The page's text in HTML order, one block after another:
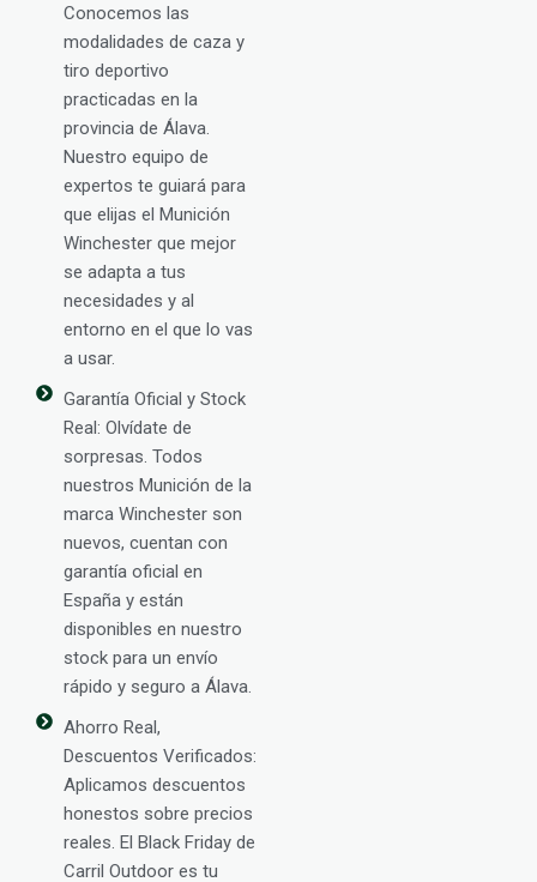
Conocemos las
modalidades de caza y
tiro deportivo
practicadas en la
provincia de Álava.
Nuestro equipo de
expertos te guiará para
que elijas el Munición
Winchester que mejor
se adapta a tus
necesidades y al
entorno en el que lo vas
a usar.
Garantía Oficial y Stock
Real: Olvídate de
sorpresas. Todos
nuestros Munición de la
marca Winchester son
nuevos, cuentan con
garantía oficial en
España y están
disponibles en nuestro
stock para un envío
rápido y seguro a Álava.
Ahorro Real,
Descuentos Verificados:
Aplicamos descuentos
honestos sobre precios
reales. El Black Friday de
Carril Outdoor es tu